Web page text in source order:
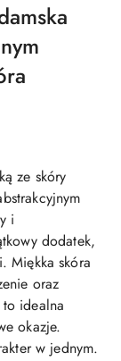
ze skóry
i
dodatek,
Miękka skóra
oraz
idealna
okazje.
w jednym.